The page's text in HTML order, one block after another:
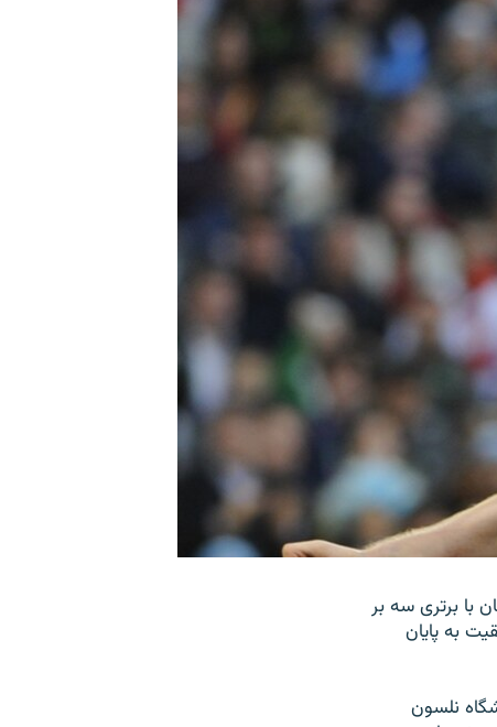
آلمان با برتری سه بر
به پايان
نلسون